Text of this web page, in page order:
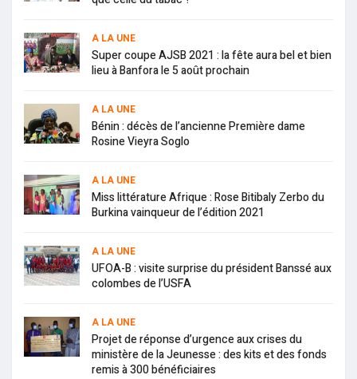
A LA UNE
Super coupe AJSB 2021 : la fête aura bel et bien
lieu à Banfora le 5 août prochain
A LA UNE
Bénin : décès de l’ancienne Première dame
Rosine Vieyra Soglo
A LA UNE
Miss littérature Afrique : Rose Bitibaly Zerbo du
Burkina vainqueur de l’édition 2021
A LA UNE
UFOA-B : visite surprise du président Banssé aux
colombes de l’USFA
A LA UNE
Projet de réponse d’urgence aux crises du
ministère de la Jeunesse : des kits et des fonds
remis à 300 bénéficiaires